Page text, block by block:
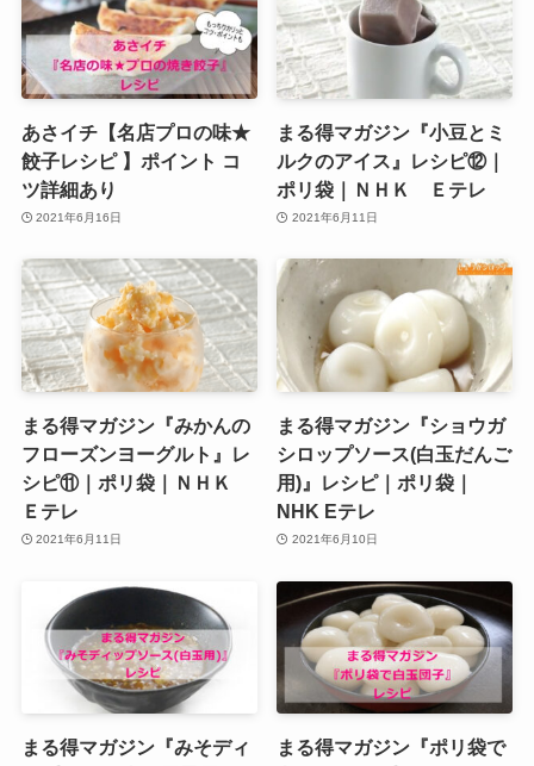
あさイチ【名店プロの味★
餃子レシピ 】ポイント コ
ツ詳細あり
2021年6月16日
まる得マガジン『小豆とミ
ルクのアイス』レシピ⑫｜
ポリ袋｜ＮＨＫ Ｅテレ
2021年6月11日
まる得マガジン『みかんの
フローズンヨーグルト』レ
シピ⑪｜ポリ袋｜ＮＨＫ
Ｅテレ
2021年6月11日
まる得マガジン『ショウガ
シロップソース(白玉だんご
用)』レシピ｜ポリ袋｜
NHK Eテレ
2021年6月10日
まる得マガジン『みそディ
まる得マガジン『ポリ袋で